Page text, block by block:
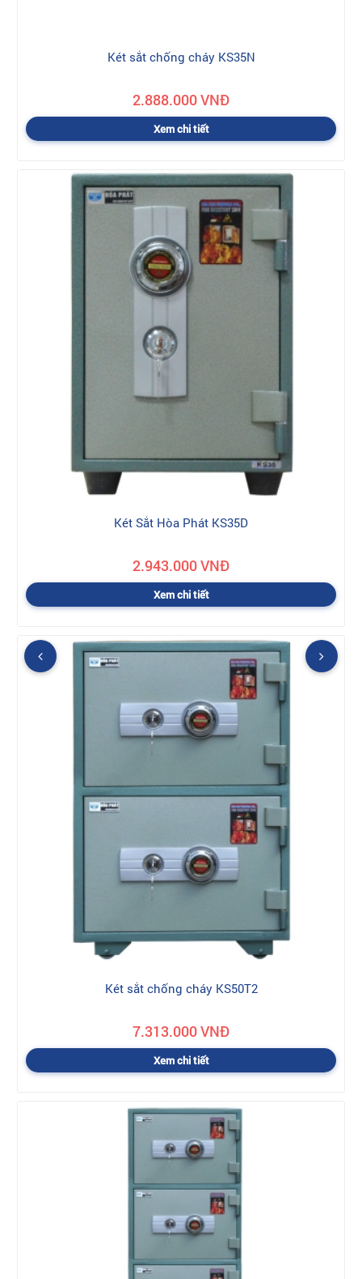
Két sắt chống cháy KS35N
2.888.000 VNĐ
Xem chi tiết
Két Sắt Hòa Phát KS35D
2.943.000 VNĐ
Xem chi tiết
Két sắt chống cháy KS50T2
7.313.000 VNĐ
Xem chi tiết